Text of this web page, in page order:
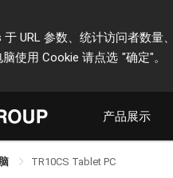
URL 参数、统计访问者数
使用 Cookie 请点选 "确定"。
产品展示
TR10CS Tablet PC